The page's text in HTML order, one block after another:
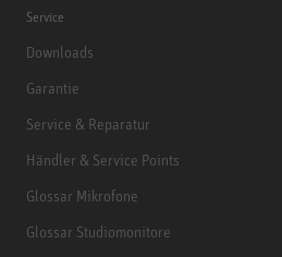
Service
Downloads
Garantie
Service & Reparatur
Händler & Service Points
Glossar Mikrofone
Glossar Studiomonitore